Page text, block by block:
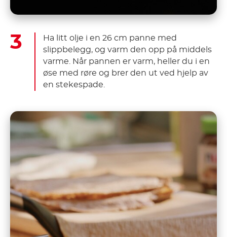
Ha litt olje i en 26 cm panne med
slippbelegg, og varm den opp på middels
varme. Når pannen er varm, heller du i en
øse med røre og brer den ut ved hjelp av
en stekespade.